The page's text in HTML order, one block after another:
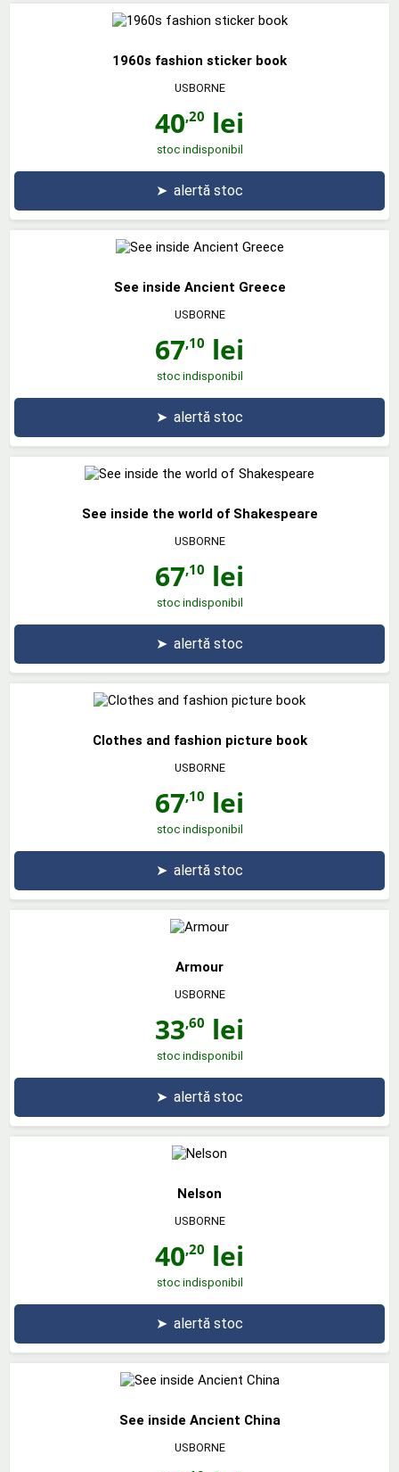
1960s fashion sticker book
USBORNE
40,20 lei
stoc indisponibil
➤ alertă stoc
See inside Ancient Greece
USBORNE
67,10 lei
stoc indisponibil
➤ alertă stoc
See inside the world of Shakespeare
USBORNE
67,10 lei
stoc indisponibil
➤ alertă stoc
Clothes and fashion picture book
USBORNE
67,10 lei
stoc indisponibil
➤ alertă stoc
Armour
USBORNE
33,60 lei
stoc indisponibil
➤ alertă stoc
Nelson
USBORNE
40,20 lei
stoc indisponibil
➤ alertă stoc
See inside Ancient China
USBORNE